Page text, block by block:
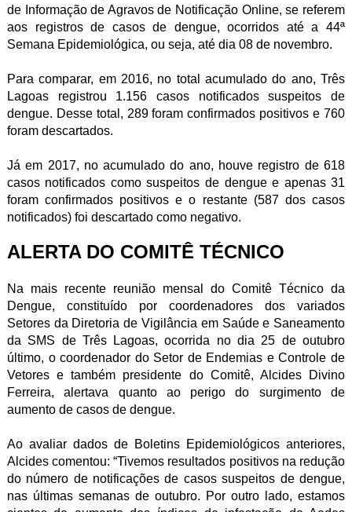
de Informação de Agravos de Notificação Online, se referem
aos registros de casos de dengue, ocorridos até a 44ª
Semana Epidemiológica, ou seja, até dia 08 de novembro.
Para comparar, em 2016, no total acumulado do ano, Três
Lagoas registrou 1.156 casos notificados suspeitos de
dengue. Desse total, 289 foram confirmados positivos e 760
foram descartados.
Já em 2017, no acumulado do ano, houve registro de 618
casos notificados como suspeitos de dengue e apenas 31
foram confirmados positivos e o restante (587 dos casos
notificados) foi descartado como negativo.
ALERTA DO COMITÊ TÉCNICO
Na mais recente reunião mensal do Comitê Técnico da
Dengue, constituído por coordenadores dos variados
Setores da Diretoria de Vigilância em Saúde e Saneamento
da SMS de Três Lagoas, ocorrida no dia 25 de outubro
último, o coordenador do Setor de Endemias e Controle de
Vetores e também presidente do Comitê, Alcides Divino
Ferreira, alertava quanto ao perigo do surgimento de
aumento de casos de dengue.
Ao avaliar dados de Boletins Epidemiológicos anteriores,
Alcides comentou: “Tivemos resultados positivos na redução
do número de notificações de casos suspeitos de dengue,
nas últimas semanas de outubro. Por outro lado, estamos